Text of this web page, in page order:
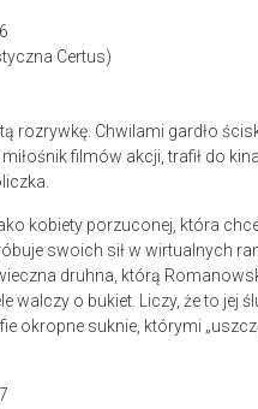
Certus)
rozrywkę. Chwilami gardło
filmów akcji, trafił do
kobiety porzuconej, która
swoich sił w wirtualnych
druhna, którą
walczy o bukiet. Liczy, że to jej
okropne suknie, którymi